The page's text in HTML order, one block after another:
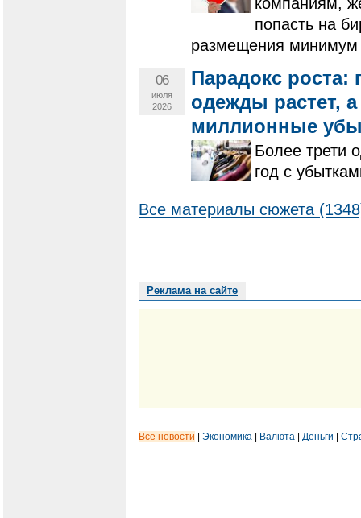
компаниям,
попасть на
размещения
06
июля
2026
Парадокс
одежды растет,
миллионные
Более трети
год с
Все материалы сюжета
Реклама на сайте
Все новости Экономика Валюта Деньги